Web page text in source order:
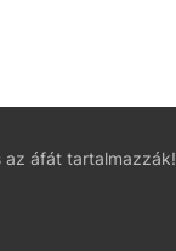
az áfát tartalmazzák!